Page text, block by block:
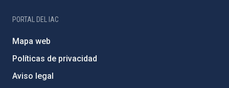
PORTAL DEL IAC
Mapa web
Políticas de privacidad
Aviso legal